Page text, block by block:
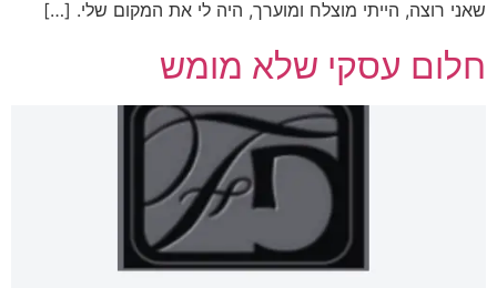
שאני רוצה, הייתי מוצלח ומוערך, היה לי את המקום שלי. […]
חלום עסקי שלא מומש